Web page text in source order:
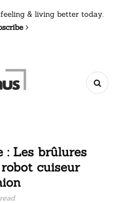
& living better today.
: Les brûlures
cuiseur